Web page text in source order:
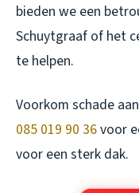
bieden we een
Schuytgraaf of het
te helpen.
Voorkom schade
085 019 90 36voor
voor een sterk dak.